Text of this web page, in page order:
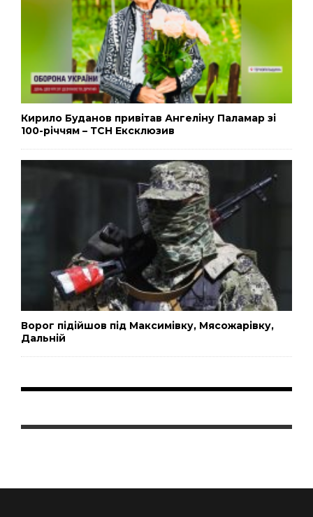
Кирило Буданов привітав Ангеліну Паламар зі
100-річчям – ТСН Ексклюзив
Ворог підійшов під Максимівку, Мясожарівку,
Дальній